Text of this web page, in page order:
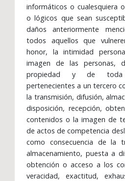
informáticos o cualesquiera
o lógicos que sean
daños anteriormente
todos aquellos que
honor, la intimidad
imagen de las personas,
propiedad y de toda
pertenecientes a un tercero
la transmisión, difusión,
disposición, recepción,
contenidos o la imagen de
de actos de competencia
como consecuencia de la
almacenamiento, puesta a
obtención o acceso a los
veracidad, exactitud,